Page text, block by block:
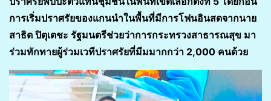
การเริ่มปราศรัยของแกนนำในพื้นที่มีการโฟนอินสดจากนาย
สาธิต ปิตุเตชะ รัฐมนตรีช่วยว่าการกระทรวงสาธารณสุข มา
ร่วมทักทายผู้ร่วมเวทีปราศรัยที่มีมมากกว่า 2,000 คนด้วย